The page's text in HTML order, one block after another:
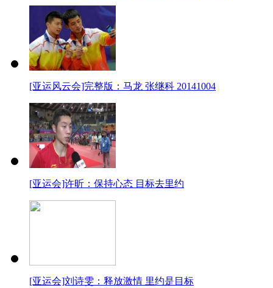
[亚运风云会]完整版：马龙 张继科 20141004
[亚运会]许昕：保持心态 目标去里约
[亚运会]刘诗雯：释放激情 里约是目标